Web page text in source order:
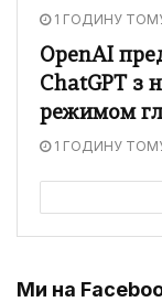
1 ГОДИНУ
OpenAI
ChatGPT з
режимом
1 ГОДИНУ
Ми на